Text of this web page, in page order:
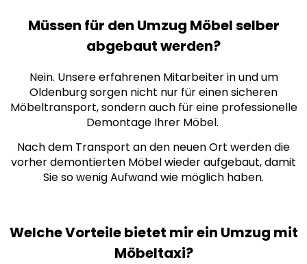
Müssen für den Umzug Möbel selber
abgebaut werden?
Nein. Unsere erfahrenen Mitarbeiter in und um
Oldenburg sorgen nicht nur für einen sicheren
Möbeltransport, sondern auch für eine professionelle
Demontage Ihrer Möbel.
Nach dem Transport an den neuen Ort werden die
vorher demontierten Möbel wieder aufgebaut, damit
Sie so wenig Aufwand wie möglich haben.
Welche Vorteile bietet mir ein Umzug mit
Möbeltaxi?